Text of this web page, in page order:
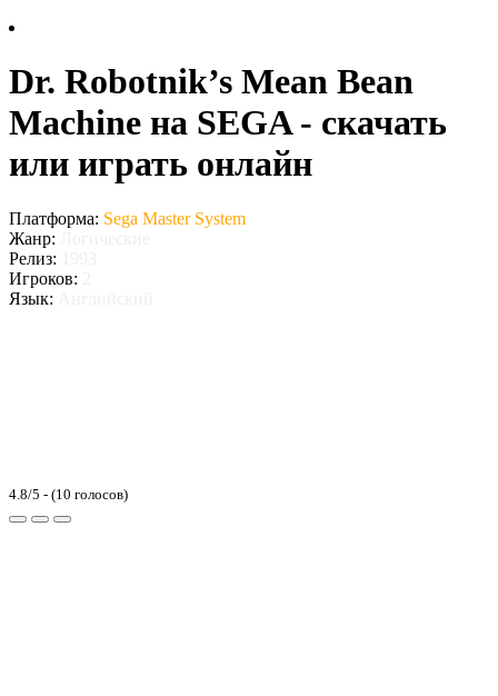
Dr. Robotnik’s Mean Bean
Machine на SEGA - скачать
или играть онлайн
Платформа: Sega Master System
Жанр:
Релиз:
Игроков:
Язык:
4.8/5 - (10 голосов)